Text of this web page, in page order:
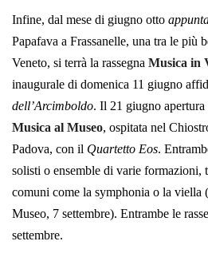
Infine, dal mese di giugno otto
Papafava a Frassanelle, una tra le più
Veneto, si terrà la rassegna Musica in
inaugurale di domenica 11 giugno
dell’Arcimboldo. Il 21 giugno apertura
Musica al Museo, ospitata nel
Padova, con il Quartetto Eos.
solisti o ensemble di varie formazioni,
comuni come la symphonia o la viella
Museo, 7 settembre). Entrambe le
settembre.